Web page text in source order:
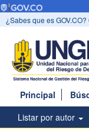
¿Sabes que es
Principal
Listar por autor